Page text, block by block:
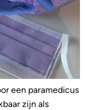
een paramedicus
zijn als